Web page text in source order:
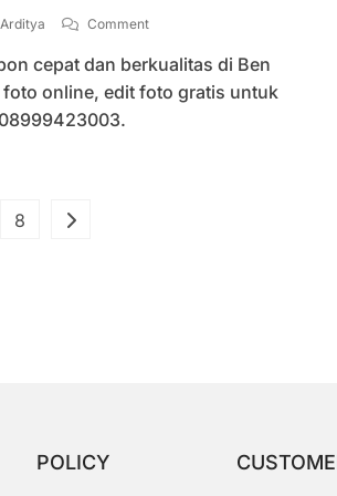
CommentOn
Pasfoto
Keprabon
cepat dan berkualitas di Ben
online, edit foto gratis untuk
Page
8
POLICY